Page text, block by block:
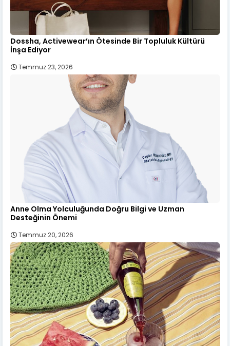
Dossha, Activewear’ın Ötesinde Bir Topluluk Kültürü
İnşa Ediyor
Temmuz 23, 2026
Anne Olma Yolculuğunda Doğru Bilgi ve Uzman
Desteğinin Önemi
Temmuz 20, 2026